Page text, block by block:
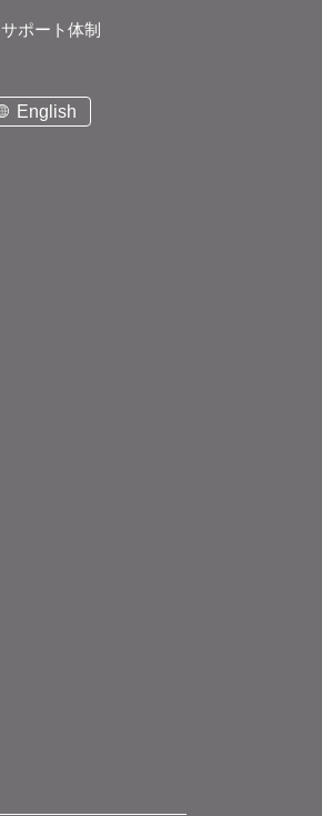
サポート体制
English